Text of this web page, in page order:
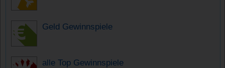
Geld Gewinnspiele
alle Top Gewinnspiele